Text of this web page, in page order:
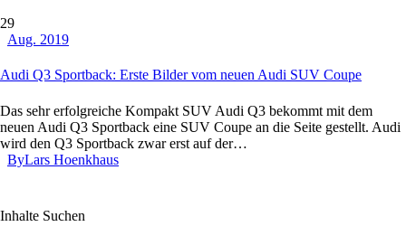
29
Aug. 2019
Audi Q3 Sportback: Erste Bilder vom neuen Audi SUV Coupe
Das sehr erfolgreiche Kompakt SUV Audi Q3 bekommt mit dem
neuen Audi Q3 Sportback eine SUV Coupe an die Seite gestellt. Audi
wird den Q3 Sportback zwar erst auf der…
ByLars Hoenkhaus
Inhalte Suchen